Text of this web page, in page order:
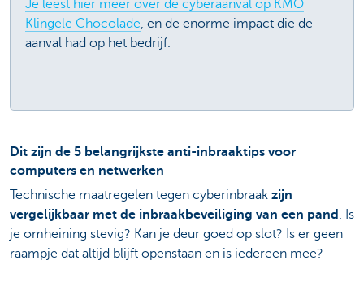
Je leest hier meer over de cyberaanval op KMO
Klingele Chocolade, en de enorme impact die de
aanval had op het bedrijf.
Dit zijn de 5 belangrijkste anti-inbraaktips voor
computers en netwerken
Technische maatregelen tegen cyberinbraak zijn
vergelijkbaar met de inbraakbeveiliging van een pand . Is
je omheining stevig? Kan je deur goed op slot? Is er geen
raampje dat altijd blijft openstaan en is iedereen mee?